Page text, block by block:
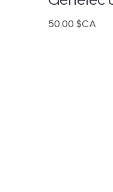
Prix
50,00 $CA